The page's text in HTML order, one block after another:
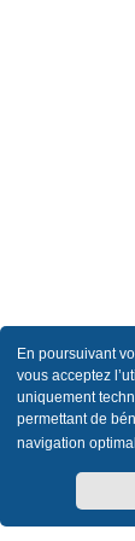
En poursuivant
vous acceptez
uniquement
permettant de
navigation